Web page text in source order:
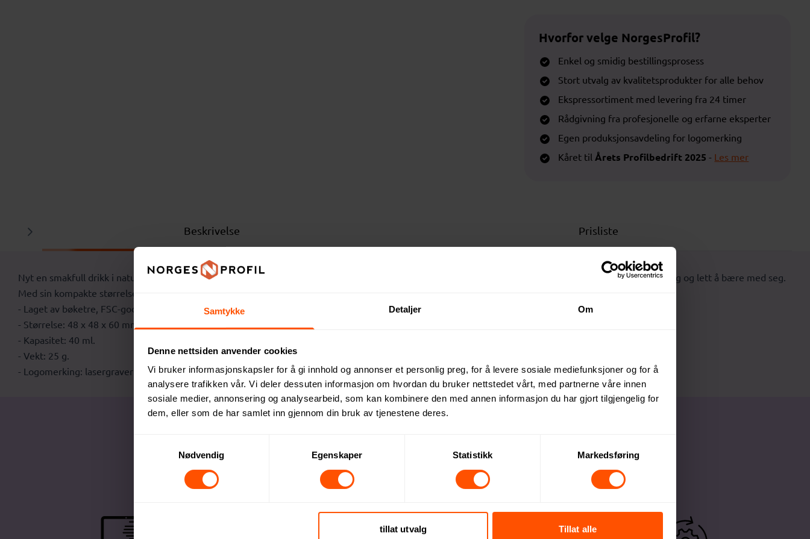
Samtykke Detaljer Om
Denne nettsiden anvender cookies
Vi bruker informasjonskapsler for å gi innhold og annonser et personlig preg, for å levere sosiale mediefunksjoner og for å
analysere trafikken vår. Vi deler dessuten informasjon om hvordan du bruker nettstedet vårt, med partnerne våre innen
sosiale medier, annonsering og analysearbeid, som kan kombinere den med annen informasjon du har gjort tilgjengelig for
dem, eller som de har samlet inn gjennom din bruk av tjenestene deres.
Nødvendig
Egenskaper Statistikk Markedsføring
tillat utvalg Tillat alle
Hvorfor velge NorgesProfil?
Enkel og smidig bestillingsprosess
Stort utvalg av kvalitetsprodukter for alle behov
Ekspressortiment med levering fra 24 timer
Rådgivning fra profesjonelle og erfarne eksperter
Egen produksjonsavdeling for logomerking
Kåret til Årets Profilbedrift 2025 - Les mer
Beskrivelse Prisliste
Nyt en smakfull drikk i naturen med dette praktiske shotglasset som er perfekt for utendørs bruk. Laget av FSC-godkjent bøketre, er det både miljøvennlig og lett å bære med seg.
Med sin kompakte størrelse får det enkelt plass i ryggsekken, slik at du alltid er klar for en skål på turen.
- Laget av bøketre, FSC-godkjent.
- Størrelse: 48 x 48 x 60 mm.
- Kapasitet: 40 ml.
- Vekt: 25 g.
- Logomerking: lasergravering.
Dette kan du forvente: